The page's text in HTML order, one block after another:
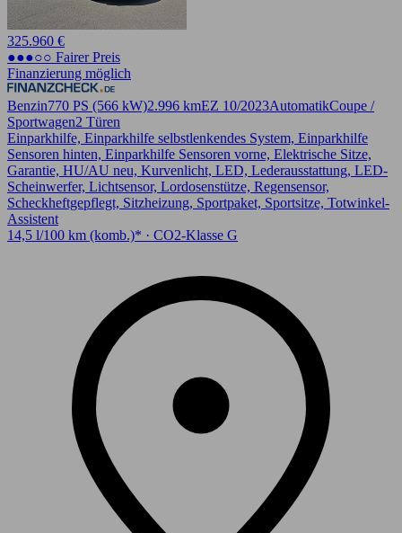
325.960 €
●●●○○ Fairer Preis
Finanzierung möglich
Benzin770 PS (566 kW)2.996 kmEZ 10/2023AutomatikCoupe /
Sportwagen2 Türen
Einparkhilfe, Einparkhilfe selbstlenkendes System, Einparkhilfe
Sensoren hinten, Einparkhilfe Sensoren vorne, Elektrische Sitze,
Garantie, HU/AU neu, Kurvenlicht, LED, Lederausstattung, LED-
Scheinwerfer, Lichtsensor, Lordosenstütze, Regensensor,
Scheckheftgepflegt, Sitzheizung, Sportpaket, Sportsitze, Totwinkel-
Assistent
14,5 l/100 km (komb.)* · CO2-Klasse G